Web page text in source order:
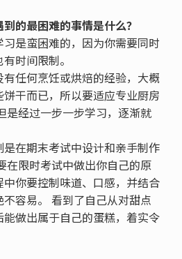
的最困难的事情是什么？
是蛮困难的，因为你需要同时
时间限制。
任何烹饪或烘焙的经验，大概
干而已，所以要适应专业厨房
是经过一步一步学习，逐渐就
在期末考试中设计和亲手制作
在限时考试中做出你自己的原
你要控制味道、口感，并结合
容易。 看到了自己从对甜点
做出属于自己的蛋糕，着实令